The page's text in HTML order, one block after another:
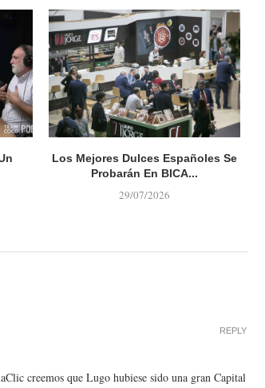
Los Mejores Dulces Españoles Se
Probarán En BICA...
29/07/2026
creemos que Lugo hubiese sido una gran Capital
REPLY